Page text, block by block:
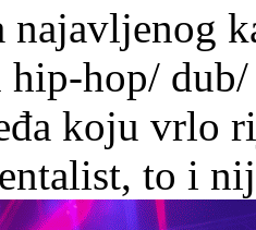
najavljenog
hop/
koju vrlo
to i